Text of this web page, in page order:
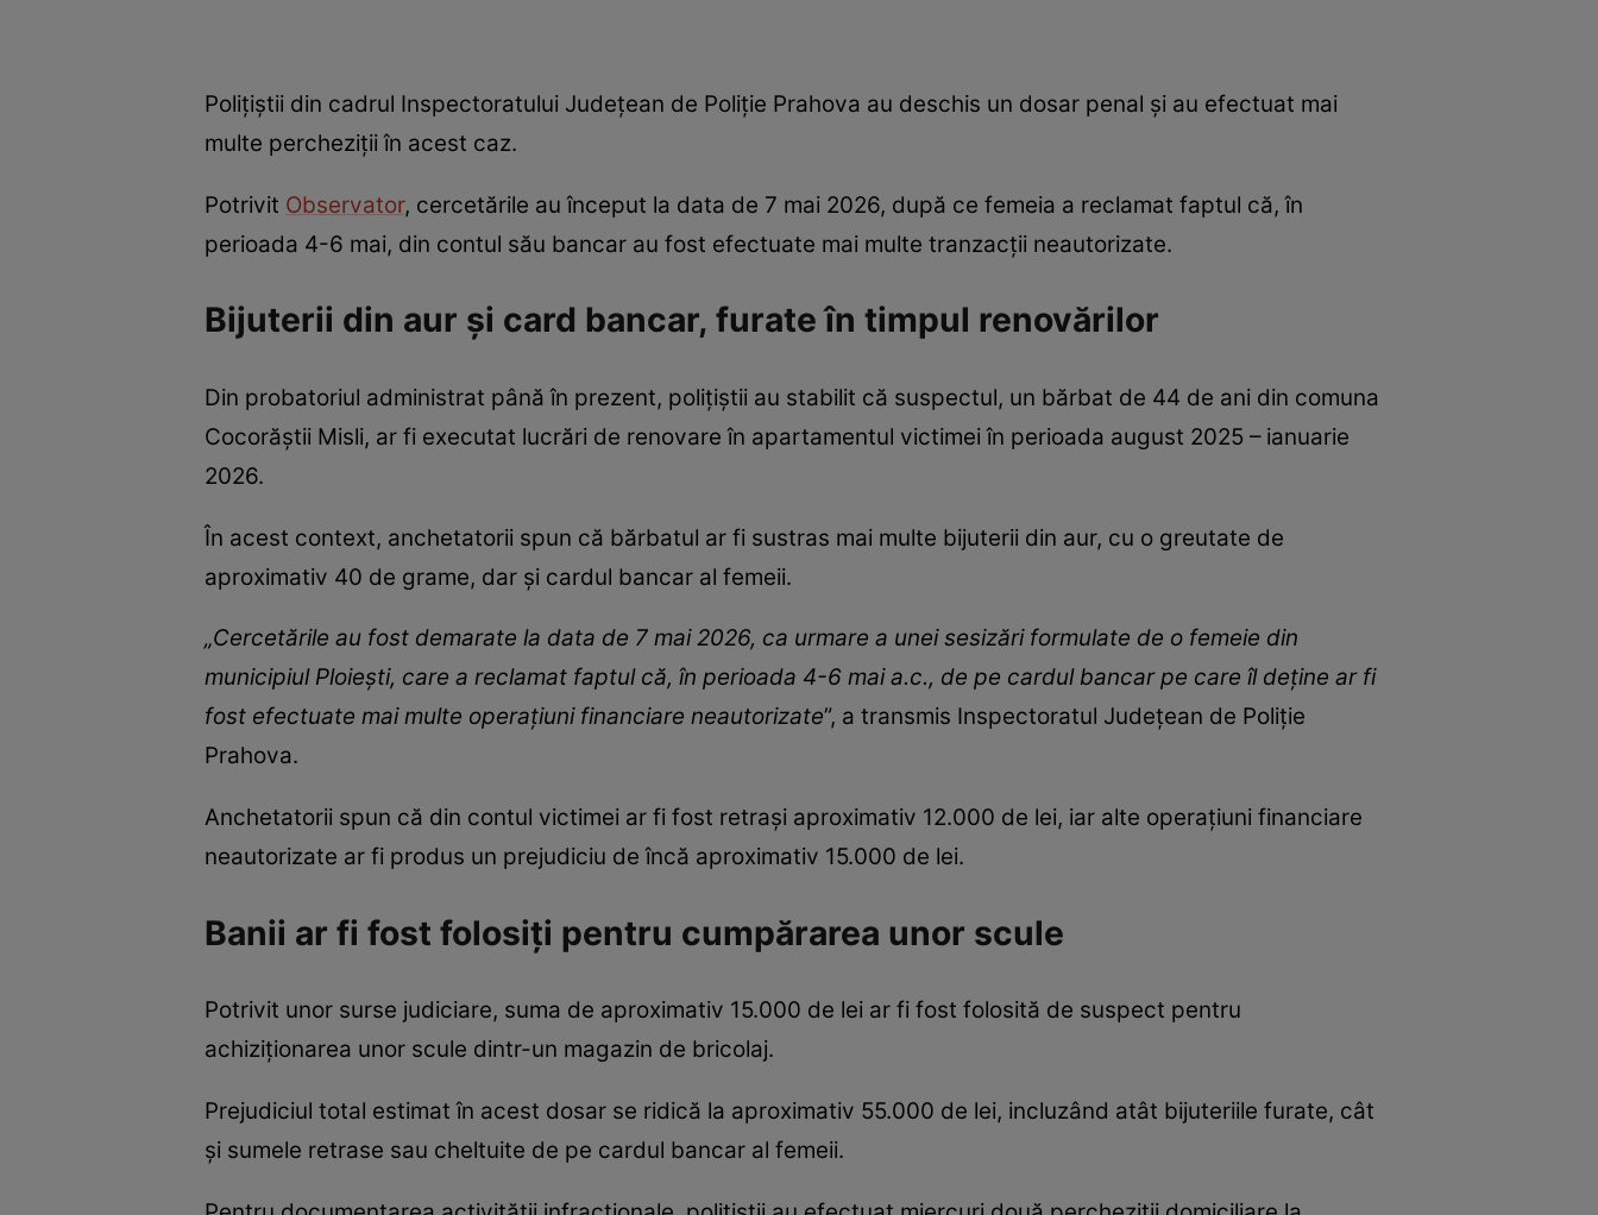
Polițiștii din cadrul Inspectoratului Județean de Poliție Prahova au deschis un dosar penal și au efectuat mai
multe percheziții în acest caz.
Potrivit Observator, cercetările au început la data de 7 mai 2026, după ce femeia a reclamat faptul că, în
perioada 4-6 mai, din contul său bancar au fost efectuate mai multe tranzacții neautorizate.
Bijuterii din aur și card bancar, furate în timpul renovărilor
Din probatoriul administrat până în prezent, polițiștii au stabilit că suspectul, un bărbat de 44 de ani din comuna
Cocorăștii Misli, ar fi executat lucrări de renovare în apartamentul victimei în perioada august 2025 – ianuarie
2026.
În acest context, anchetatorii spun că bărbatul ar fi sustras mai multe bijuterii din aur, cu o greutate de
aproximativ 40 de grame, dar și cardul bancar al femeii.
„Cercetările au fost demarate la data de 7 mai 2026, ca urmare a unei sesizări formulate de o femeie din
municipiul Ploiești, care a reclamat faptul că, în perioada 4-6 mai a.c., de pe cardul bancar pe care îl deține ar fi
fost efectuate mai multe operațiuni financiare neautorizate”, a transmis Inspectoratul Județean de Poliție
Prahova.
Anchetatorii spun că din contul victimei ar fi fost retrași aproximativ 12.000 de lei, iar alte operațiuni financiare
neautorizate ar fi produs un prejudiciu de încă aproximativ 15.000 de lei.
Banii ar fi fost folosiți pentru cumpărarea unor scule
Potrivit unor surse judiciare, suma de aproximativ 15.000 de lei ar fi fost folosită de suspect pentru
achiziționarea unor scule dintr-un magazin de bricolaj.
Prejudiciul total estimat în acest dosar se ridică la aproximativ 55.000 de lei, incluzând atât bijuteriile furate, cât
și sumele retrase sau cheltuite de pe cardul bancar al femeii.